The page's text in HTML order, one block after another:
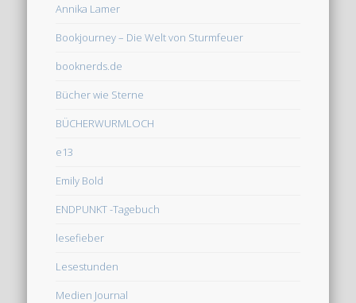
Annika Lamer
Bookjourney – Die Welt von Sturmfeuer
booknerds.de
Bücher wie Sterne
BÜCHERWURMLOCH
e13
Emily Bold
ENDPUNKT -Tagebuch
lesefieber
Lesestunden
Medien Journal